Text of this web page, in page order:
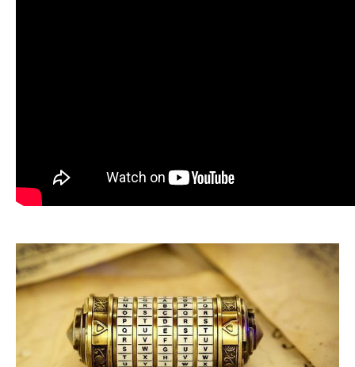
відомого земляка Данила Нарбута відкриється саме вам!